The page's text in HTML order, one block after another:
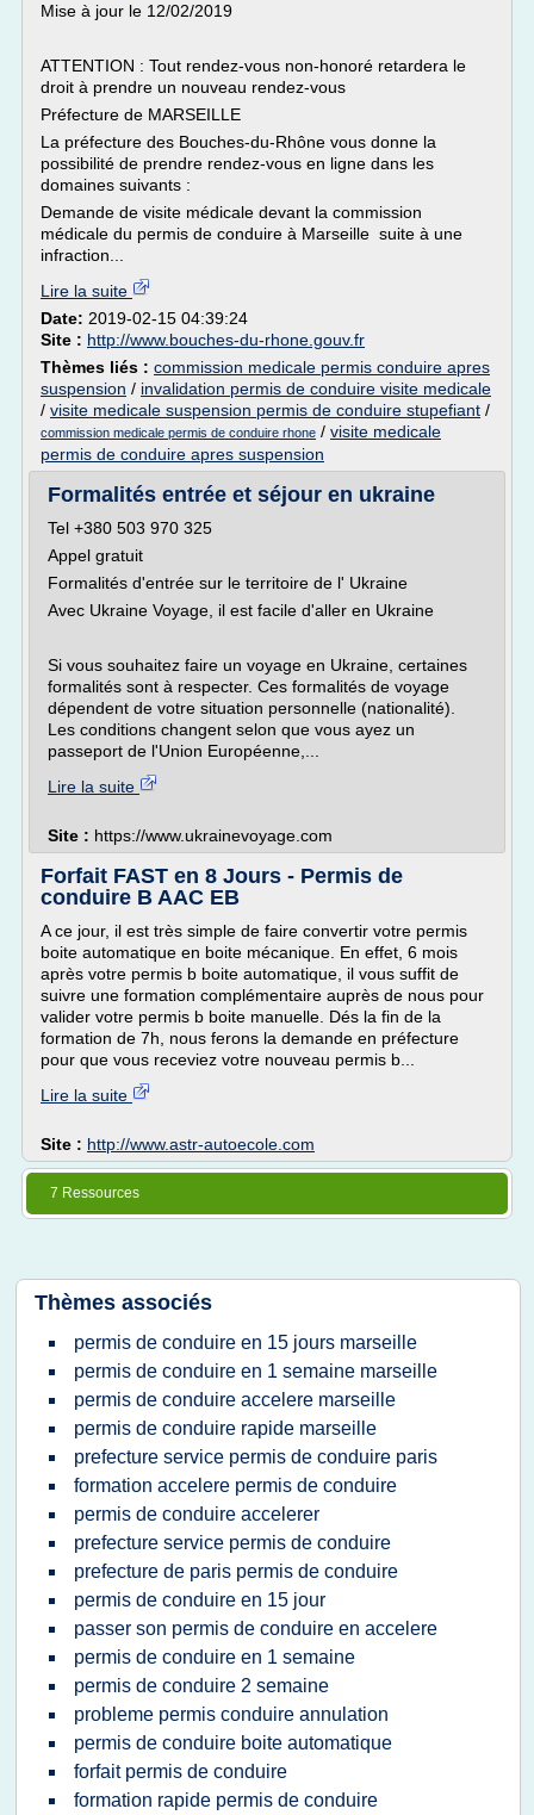
Mise à jour le 12/02/2019
ATTENTION : Tout rendez-vous non-honoré retardera le
droit à prendre un nouveau rendez-vous
Préfecture de MARSEILLE
La préfecture des Bouches-du-Rhône vous donne la
possibilité de prendre rendez-vous en ligne dans les
domaines suivants :
Demande de visite médicale devant la commission
médicale du permis de conduire à Marseille suite à une
infraction...
Lire la suite
Date: 2019-02-15 04:39:24
Site : http://www.bouches-du-rhone.gouv.fr
Thèmes liés : commission medicale permis conduire apres
suspension / invalidation permis de conduire visite medicale
/ visite medicale suspension permis de conduire stupefiant /
commission medicale permis de conduire rhone / visite medicale
permis de conduire apres suspension
Formalités entrée et séjour en ukraine
Tel +380 503 970 325
Appel gratuit
Formalités d'entrée sur le territoire de l' Ukraine
Avec Ukraine Voyage, il est facile d'aller en Ukraine
Si vous souhaitez faire un voyage en Ukraine, certaines
formalités sont à respecter. Ces formalités de voyage
dépendent de votre situation personnelle (nationalité).
Les conditions changent selon que vous ayez un
passeport de l'Union Européenne,...
Lire la suite
Site : https://www.ukrainevoyage.com
Forfait FAST en 8 Jours - Permis de
conduire B AAC EB
A ce jour, il est très simple de faire convertir votre permis
boite automatique en boite mécanique. En effet, 6 mois
après votre permis b boite automatique, il vous suffit de
suivre une formation complémentaire auprès de nous pour
valider votre permis b boite manuelle. Dés la fin de la
formation de 7h, nous ferons la demande en préfecture
pour que vous receviez votre nouveau permis b...
Lire la suite
Site : http://www.astr-autoecole.com
7 Ressources
Thèmes associés
permis de conduire en 15 jours marseille
permis de conduire en 1 semaine marseille
permis de conduire accelere marseille
permis de conduire rapide marseille
prefecture service permis de conduire paris
formation accelere permis de conduire
permis de conduire accelerer
prefecture service permis de conduire
prefecture de paris permis de conduire
permis de conduire en 15 jour
passer son permis de conduire en accelere
permis de conduire en 1 semaine
permis de conduire 2 semaine
probleme permis conduire annulation
permis de conduire boite automatique
forfait permis de conduire
formation rapide permis de conduire